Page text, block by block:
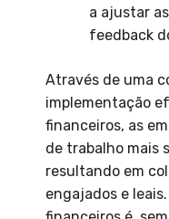
a ajustar
feedback
Através de uma
implementação
financeiros, as
de trabalho mais
resultando em
engajados e